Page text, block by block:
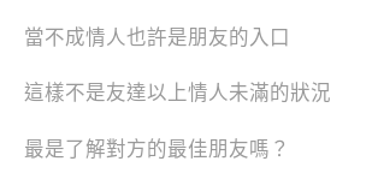
當不成情人也許是朋友的入口
這樣不是友達以上情人未滿的狀況
最是了解對方的最佳朋友嗎？